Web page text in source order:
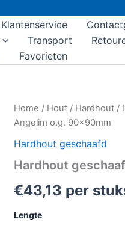
Klantenservice
Transport
Favorieten
Home / Hout / Hardhout /
Angelim o.g. 90x90mm
Hardhout geschaafd
Hardhout
€43,13 per
Lengte
Hardhout
geschaafd
palen
Angelim
90x90mm